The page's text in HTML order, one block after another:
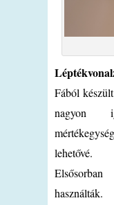
Fából
nagyon
lehetővé.
használták.